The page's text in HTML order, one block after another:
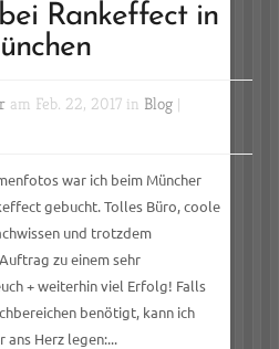
Rankeffect in
am Feb. 22, 2017 in Blog |
war ich beim Müncher
gebucht. Tolles Büro, coole
und trotzdem
zu einem sehr
+ weiterhin viel Erfolg! Falls
benötigt, kann ich
ans Herz legen:...